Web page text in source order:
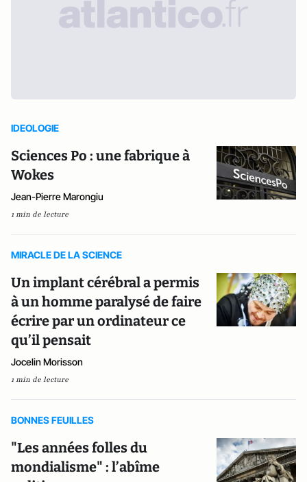
IDEOLOGIE
Sciences Po : une fabrique à
Wokes
Jean-Pierre Marongiu
1 min de lecture
MIRACLE DE LA SCIENCE
Un implant cérébral a permis
à un homme paralysé de faire
écrire par un ordinateur ce
qu’il pensait
Jocelin Morisson
1 min de lecture
BONNES FEUILLES
"Les années folles du
mondialisme" : l’abîme